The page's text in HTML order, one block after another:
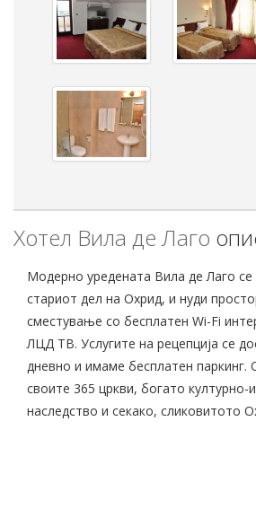
Хотел Вила де Лаго
Модерно уредената Вила де Лаго се
стариот дел на Охрид, и нуди
сместување со бесплатен Wi-Fi
ЛЦД ТВ. Услугите на рецепција се
дневно и имаме бесплатен паркинг.
своите 365 цркви, богато културно-
наследство и секако, сликовитото